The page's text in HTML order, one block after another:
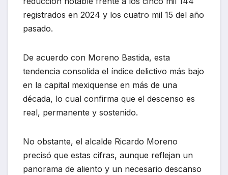
registrados en 2024 y los cuatro mil 15 del año
pasado.
De acuerdo con Moreno Bastida, esta
tendencia consolida el índice delictivo más bajo
en la capital mexiquense en más de una
década, lo cual confirma que el descenso es
real, permanente y sostenido.
No obstante, el alcalde Ricardo Moreno
precisó que estas cifras, aunque reflejan un
panorama de aliento y un necesario descanso